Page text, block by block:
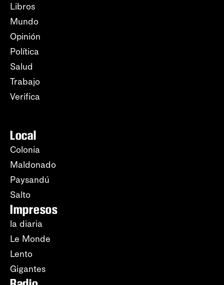
Libros
Mundo
Opinión
Política
Salud
Trabajo
Verifica
Local
Colonia
Maldonado
Paysandú
Salto
Impresos
la diaria
Le Monde
Lento
Gigantes